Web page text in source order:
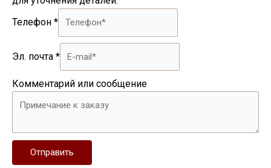
Телефон *
Эл. почта *
Комментарий или сообщение
Отправить